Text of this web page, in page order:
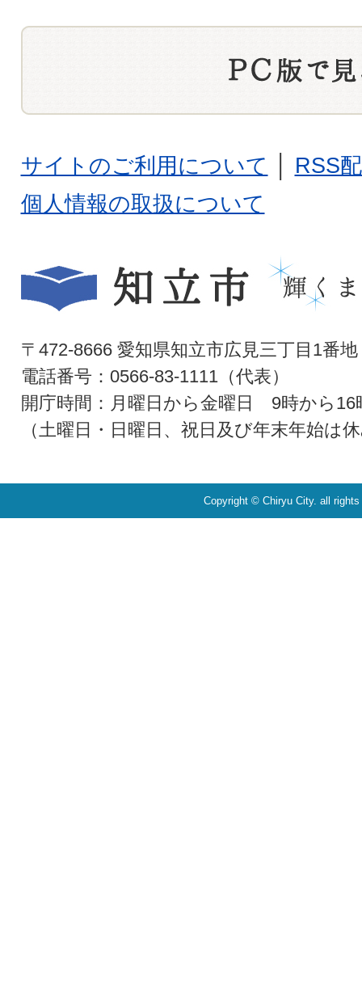
サイトのご利用について
RSS
個人情報の取扱について
〒472-8666 愛知県知立市広見三丁目1番地
電話番号：0566-83-1111（代表）
開庁時間：月曜日から金曜日 9時から16
（土曜日・日曜日、祝日及び年末年始は
Copyright © Chiryu City. all rights